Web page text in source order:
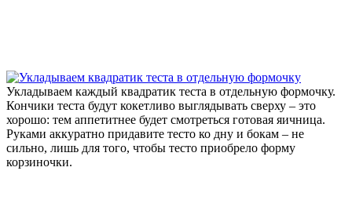
Укладываем каждый квадратик теста в отдельную формочку.
Кончики теста будут кокетливо выглядывать сверху – это
хорошо: тем аппетитнее будет смотреться готовая яичница.
Руками аккуратно придавите тесто ко дну и бокам – не
сильно, лишь для того, чтобы тесто приобрело форму
корзиночки.